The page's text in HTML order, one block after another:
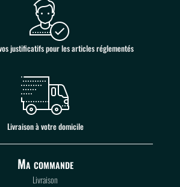
justificatifs pour les articles réglementés
Livraison à votre domicile
Ma commande
Livraison